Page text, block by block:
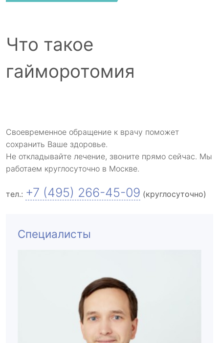
Что такое
гайморотомия
Своевременное обращение к врачу поможет
сохранить Ваше здоровье.
Не откладывайте лечение, звоните прямо сейчас. Мы
работаем круглосуточно в Москве.
тел.: +7 (495) 266-45-09 (круглосуточно)
Специалисты